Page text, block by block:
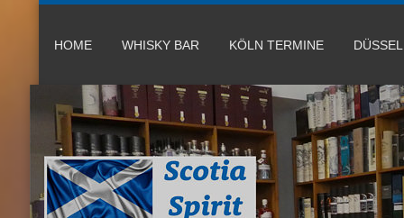
HOME WHISKY BAR KÖLN TERMINE